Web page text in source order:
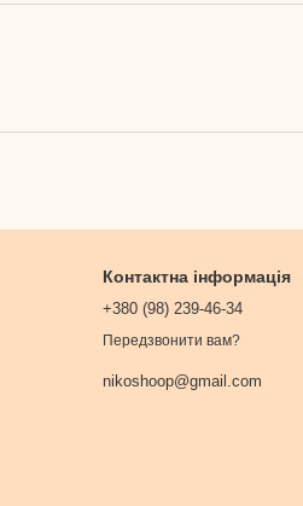
Контактна інформація
+380 (98) 239-46-34
Передзвонити вам?
nikoshoop@gmail.com